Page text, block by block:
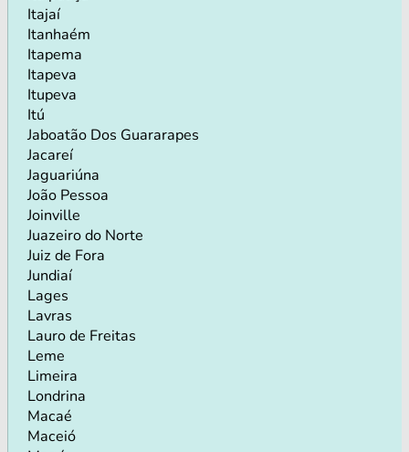
Itajaí
Itanhaém
Itapema
Itapeva
Itupeva
Itú
Jaboatão Dos Guararapes
Jacareí
Jaguariúna
João Pessoa
Joinville
Juazeiro do Norte
Juiz de Fora
Jundiaí
Lages
Lavras
Lauro de Freitas
Leme
Limeira
Londrina
Macaé
Maceió